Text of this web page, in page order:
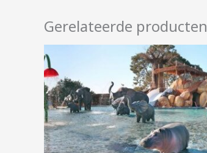
Gerelateerde producten